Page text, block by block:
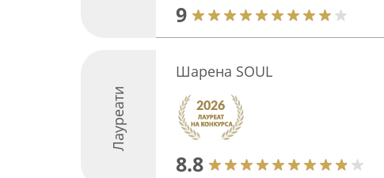
9
Лауреати
Шарена SOUL
8.8